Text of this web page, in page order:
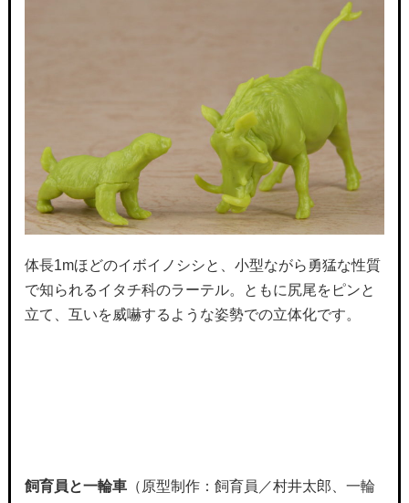
体長1mほどのイボイノシシと、小型ながら勇猛な性質
で知られるイタチ科のラーテル。ともに尻尾をピンと
立て、互いを威嚇するような姿勢での立体化です。
飼育員と一輪車（原型制作：飼育員／村井太郎、一輪